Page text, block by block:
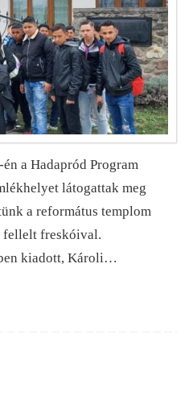
a Hadapród Program
látogattak meg
a református templom
fellelt freskóival.
kiadott, Károli…